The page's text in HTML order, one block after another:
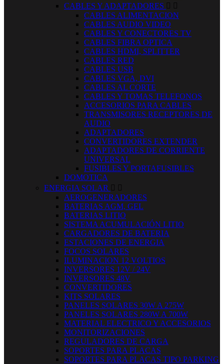
CABLES Y ADAPTADORES  
CABLES ALIMENTACION
CABLES AUDIO VIDEO
CABLES Y CONECTORES TV
CABLES FIBRA OPTICA
CABLES HDMI, SPLITTER
CABLES RED
CABLES USB
CABLES VGA, DVI
CABLES AL CORTE
CABLES Y TOMAS TELEFONOS
ACCESORIOS PARA CABLES
TRANSMISORES RECEPTORES DE
AUDIO
ADAPTADORES
CONVERTIDORES EXTENDER
ADAPTADORES DE CORRIENTE
UNIVERSAL
FUSIBLES Y PORTAFUSIBLES
DOMOTICA
ENERGIA SOLAR  
AEROGENERADORES
BATERIAS AGM, GEL
BATERIAS LITIO
SISTEMA ACUMULACIÓN LITIO
CARGADORES DE BATERIA
ESTACIONES DE ENERGIA
FOCOS SOLARES
ILUMINACION 12 VOLTIOS
INVERSORES 12V / 24V
INVERSORES 48V
CONVERTIDORES
KITS SOLARES
PANELES SOLARES 30W A 275W
PANELES SOLARES 280W A 700W
MATERIAL ELECTRICO Y ACCESORIOS
MONITORIZACIONES
REGULADORES DE CARGA
SOPORTES PARA PLACAS
SOPORTES PARA PLACAS TIPO PARKING